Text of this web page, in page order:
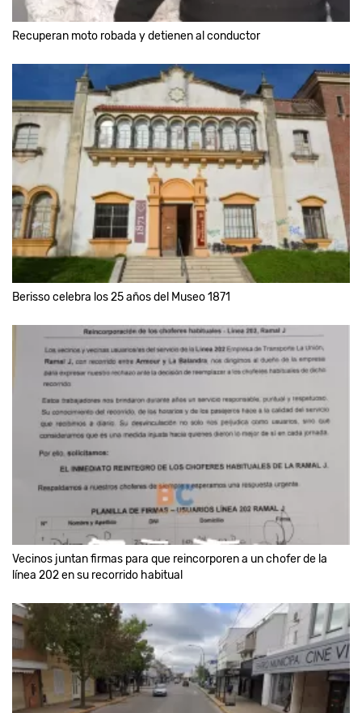
Recuperan moto robada y detienen al conductor
Berisso celebra los 25 años del Museo 1871
Vecinos juntan firmas para que reincorporen a un chofer de la
línea 202 en su recorrido habitual